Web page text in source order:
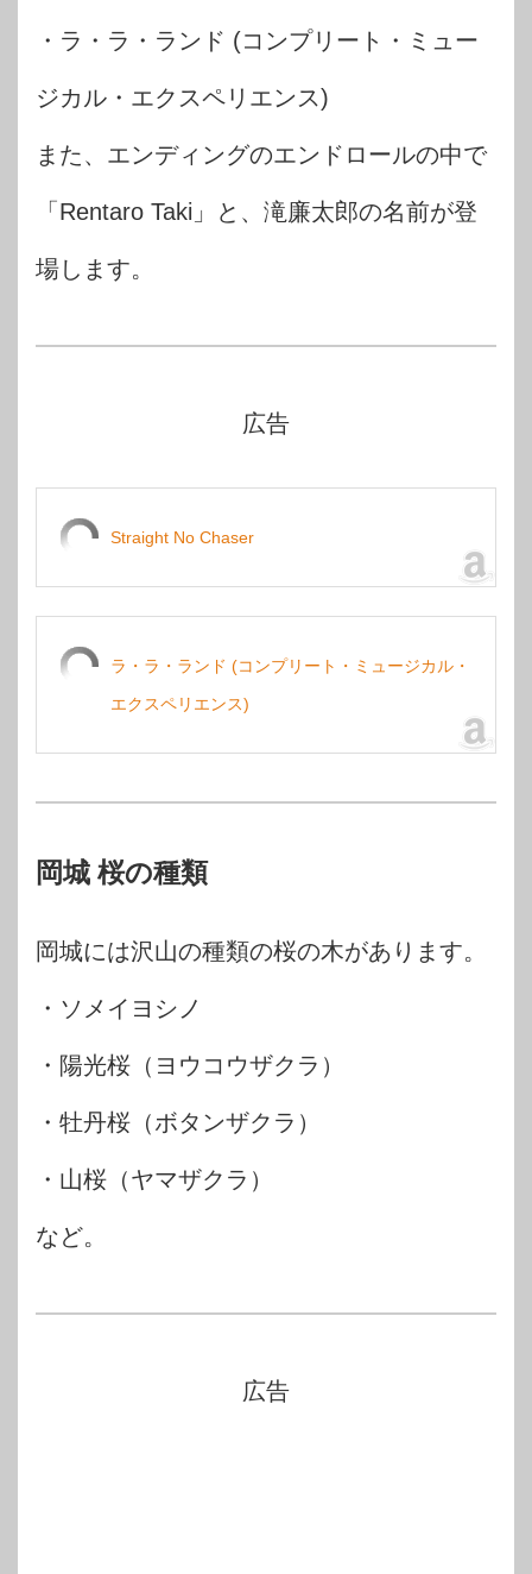
・ラ・ラ・ランド (コンプリート・ミュー
ジカル・エクスペリエンス)
また、エンディングのエンドロールの中で
「Rentaro Taki」と、滝廉太郎の名前が登
場します。
広告
Straight No Chaser
ラ・ラ・ランド (コンプリート・ミュージカル・
エクスペリエンス)
岡城 桜の種類
岡城には沢山の種類の桜の木があります。
・ソメイヨシノ
・陽光桜（ヨウコウザクラ）
・牡丹桜（ボタンザクラ）
・山桜（ヤマザクラ）
など。
広告